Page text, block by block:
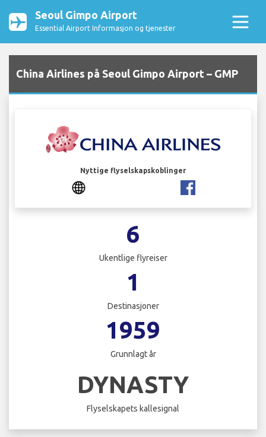
Seoul Gimpo Airport
Essential Airport Informasjon og tjenester
China Airlines på Seoul Gimpo Airport – GMP
Nyttige flyselskapskoblinger
6
Ukentlige flyreiser
1
Destinasjoner
1959
Grunnlagt år
DYNASTY
Flyselskapets kallesignal